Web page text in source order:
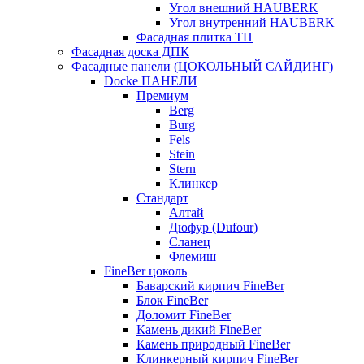
Угол внешний HAUBERK
Угол внутренний HAUBERK
Фасадная плитка ТН
Фасадная доска ДПК
Фасадные панели (ЦОКОЛЬНЫЙ САЙДИНГ)
Docke ПАНЕЛИ
Премиум
Berg
Burg
Fels
Stein
Stern
Клинкер
Стандарт
Алтай
Дюфур (Dufour)
Сланец
Флемиш
FineBer цоколь
Баварский кирпич FineBer
Блок FineBer
Доломит FineBer
Камень дикий FineBer
Камень природный FineBer
Клинкерный кирпич FineBer